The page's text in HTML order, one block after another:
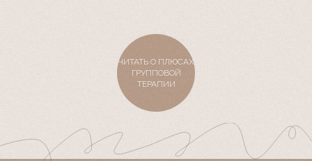
ЧИТАТЬ О ПЛЮСАХ
ГРУППОВОЙ
ТЕРАПИИ